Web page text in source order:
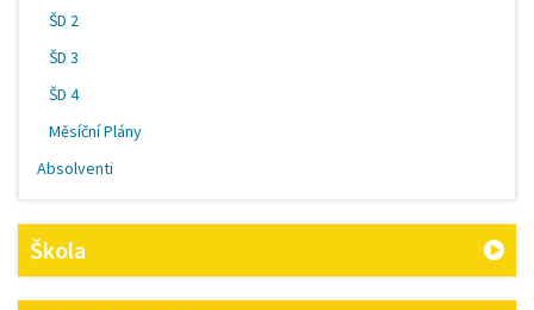
ŠD 2
ŠD 3
ŠD 4
Měsíční Plány
Absolventi
Škola